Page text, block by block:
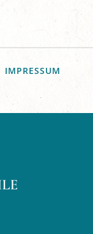
IMPRESSUM